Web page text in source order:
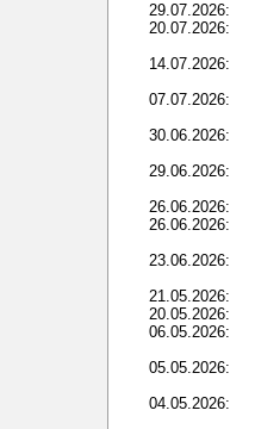
29.07.2026:
20.07.2026:
14.07.2026:
07.07.2026:
30.06.2026:
29.06.2026:
26.06.2026:
26.06.2026:
23.06.2026:
21.05.2026:
20.05.2026:
06.05.2026:
05.05.2026:
04.05.2026: